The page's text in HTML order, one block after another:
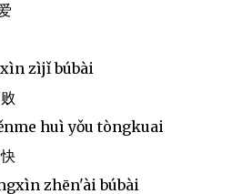
zìjǐ búbài
huì yǒu tòngkuai
zhēn'ài búbài